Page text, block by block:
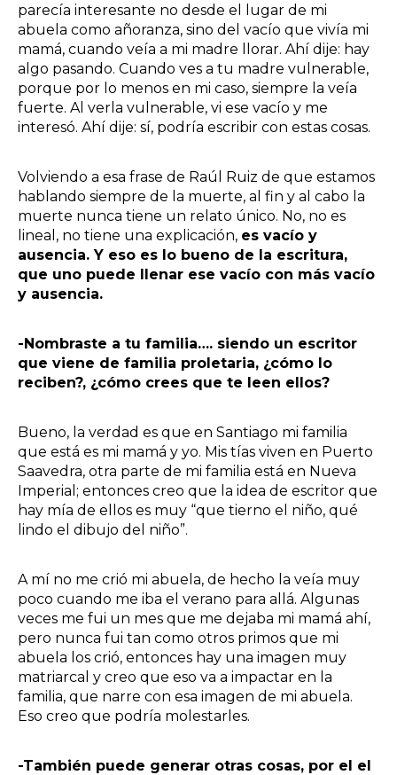
parecía interesante no desde el lugar de mi
abuela como añoranza, sino del vacío que vivía mi
mamá, cuando veía a mi madre llorar. Ahí dije: hay
algo pasando. Cuando ves a tu madre vulnerable,
porque por lo menos en mi caso, siempre la veía
fuerte. Al verla vulnerable, vi ese vacío y me
interesó. Ahí dije: sí, podría escribir con estas cosas.
Volviendo a esa frase de Raúl Ruiz de que estamos
hablando siempre de la muerte, al fin y al cabo la
muerte nunca tiene un relato único. No, no es
lineal, no tiene una explicación, es vacío y
ausencia. Y eso es lo bueno de la escritura,
que uno puede llenar ese vacío con más vacío
y ausencia.
-Nombraste a tu familia…. siendo un escritor
que viene de familia proletaria, ¿cómo lo
reciben?, ¿cómo crees que te leen ellos?
Bueno, la verdad es que en Santiago mi familia
que está es mi mamá y yo. Mis tías viven en Puerto
Saavedra, otra parte de mi familia está en Nueva
Imperial; entonces creo que la idea de escritor que
hay mía de ellos es muy “que tierno el niño, qué
lindo el dibujo del niño”.
A mí no me crió mi abuela, de hecho la veía muy
poco cuando me iba el verano para allá. Algunas
veces me fui un mes que me dejaba mi mamá ahí,
pero nunca fui tan como otros primos que mi
abuela los crió, entonces hay una imagen muy
matriarcal y creo que eso va a impactar en la
familia, que narre con esa imagen de mi abuela.
Eso creo que podría molestarles.
-También puede generar otras cosas, por el el